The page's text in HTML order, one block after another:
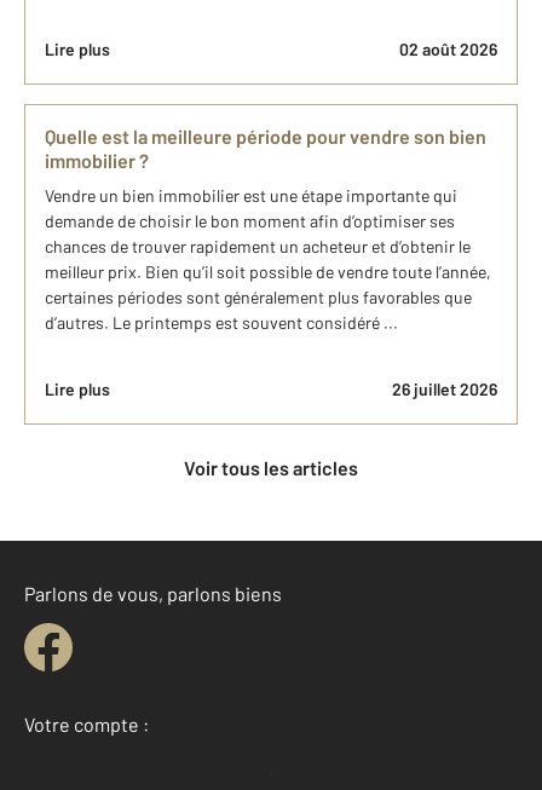
Lire plus 02 août 2026
Quelle est la meilleure période pour vendre son bien
immobilier ?
Vendre un bien immobilier est une étape importante qui
demande de choisir le bon moment afin d’optimiser ses
chances de trouver rapidement un acheteur et d’obtenir le
meilleur prix. Bien qu’il soit possible de vendre toute l’année,
certaines périodes sont généralement plus favorables que
d’autres. Le printemps est souvent considéré ...
Lire plus 26 juillet 2026
Voir tous les articles
Parlons de vous, parlons biens
Votre compte :
Accéder à mon compte